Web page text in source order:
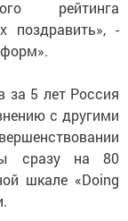
рейтинга
поздравить», -
за 5 лет Россия
с другими
сразу на 80
шкале «Doing